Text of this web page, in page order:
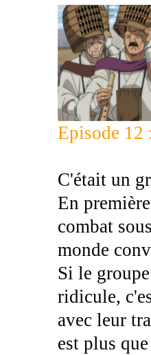
Episode 12
C'était un
En
combat
monde
Si le
ridicule,
avec leur
est plus